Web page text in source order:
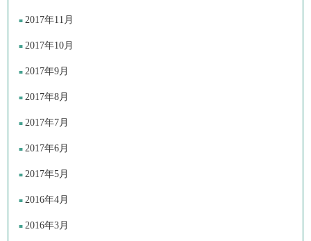
2017年11月
2017年10月
2017年9月
2017年8月
2017年7月
2017年6月
2017年5月
2016年4月
2016年3月